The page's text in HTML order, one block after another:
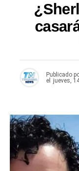
Publicado
el
jueves,